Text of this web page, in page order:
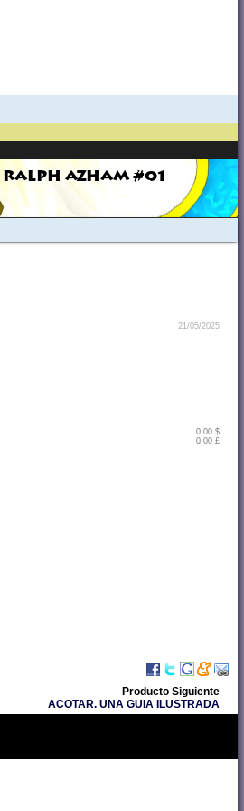
RALPH AZHAM #01
21/05/2025
0.00 $
0.00 £
Producto Siguiente
ACOTAR. UNA GUIA ILUSTRADA